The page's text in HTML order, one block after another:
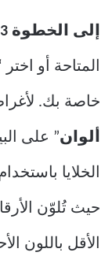
إلى الخطوة 3.
المتاحة أو اختر
خاصة بك.
ألوان” على
الخلايا
حيث تُلوّن
الأقل باللون